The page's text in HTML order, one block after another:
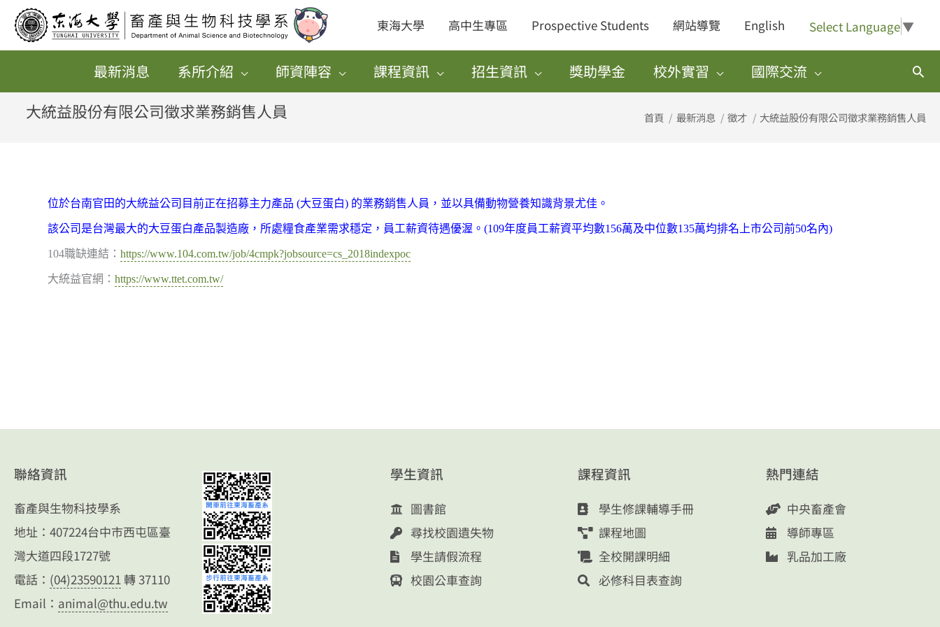
東海大學 高中生專區 Prospective Students 網站導覽 English Select Language▼
最新消息 系所介紹 師資陣容 課程資訊 招生資訊 獎助學金 校外實習 國際交流
搜
尋
大統益股份有限公司徵求業務銷售人員 首頁 最新消息 徵才 大統益股份有限公司徵求業務銷售人員
位於台南官田的大統益公司目前正在招募主力產品 (大豆蛋白) 的業務銷售人員，並以具備動物營養知識背景尤佳。
該公司是台灣最大的大豆蛋白產品製造廠，所處糧食產業需求穩定，員工薪資待遇優渥。(109年度員工薪資平均數156萬及中位數135萬均排名上市公司前50名內)
104職缺連結： https://www.104.com.tw/job/4cmpk?jobsource=cs_2018indexpoc
大統益官網： https://www.ttet.com.tw/
聯絡資訊
畜產與生物科技學系
地址：407224台中市西屯區臺
灣大道四段1727號
電話： (04)23590121 轉 37110
Email： animal@thu.edu.tw
學生資訊
圖書館
尋找校園遺失物
學生請假流程
校園公車查詢
課程資訊
學生修課輔導手冊
課程地圖
全校開課明細
必修科目表查詢
熱門連結
中央畜產會
導師專區
乳品加工廠